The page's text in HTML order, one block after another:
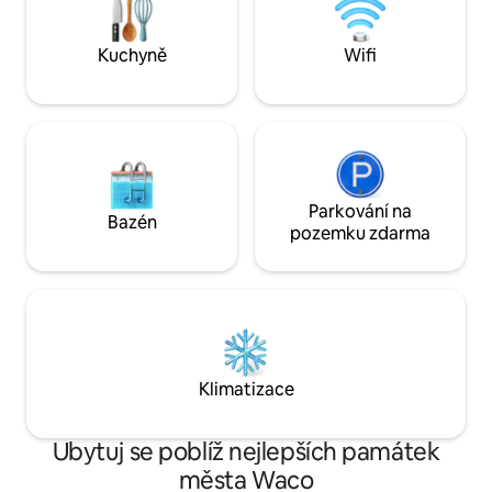
a získat náš průvodce Wacem😊
zároveň si užívat
atrakcí, nehledej
Kuchyně Wifi
Bazén
Parkování na
pozemku zdarma
Klimatizace
Ubytuj se poblíž nejlepších památek
města Waco